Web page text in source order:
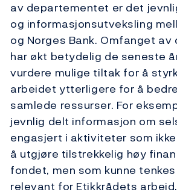
av departementet er det
og informasjonsutveksling
og Norges Bank. Omfanget
har økt betydelig de seneste
vurdere mulige tiltak for å
arbeidet ytterligere for å
samlede ressurser. For
jevnlig delt informasjon om
engasjert i aktiviteter som
å utgjøre tilstrekkelig høy
fondet, men som kunne
relevant for Etikkrådets arbeid.